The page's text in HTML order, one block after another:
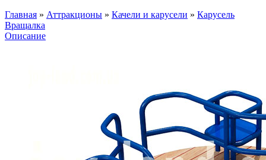
Главная » Аттракционы » Качели и карусели » Карусель
Вращалка
Описание